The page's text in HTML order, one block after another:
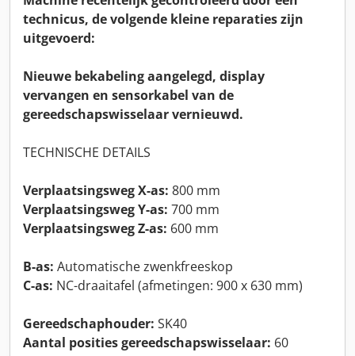
technicus, de volgende kleine reparaties zijn
uitgevoerd:
Nieuwe bekabeling aangelegd, display
vervangen en sensorkabel van de
gereedschapswisselaar vernieuwd.
TECHNISCHE DETAILS
Verplaatsingsweg X-as: 800 mm
Verplaatsingsweg Y-as: 700 mm
Verplaatsingsweg Z-as: 600 mm
B-as: Automatische zwenkfreeskop
C-as: NC-draaitafel (afmetingen: 900 x 630 mm)
Gereedschaphouder: SK40
Aantal posities gereedschapswisselaar: 60